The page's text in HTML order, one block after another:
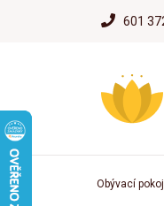
601
Obývací pokoj